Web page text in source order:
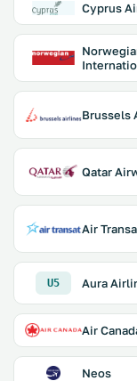
Cyprus
Brussels
Qatar
Air
U5 Aura
Air
Neos